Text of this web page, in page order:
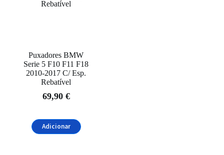
Puxadores BMW
Serie 5 F10 F11 F18
2010-2017 C/ Esp.
Rebatível
69,90 €
Adicionar